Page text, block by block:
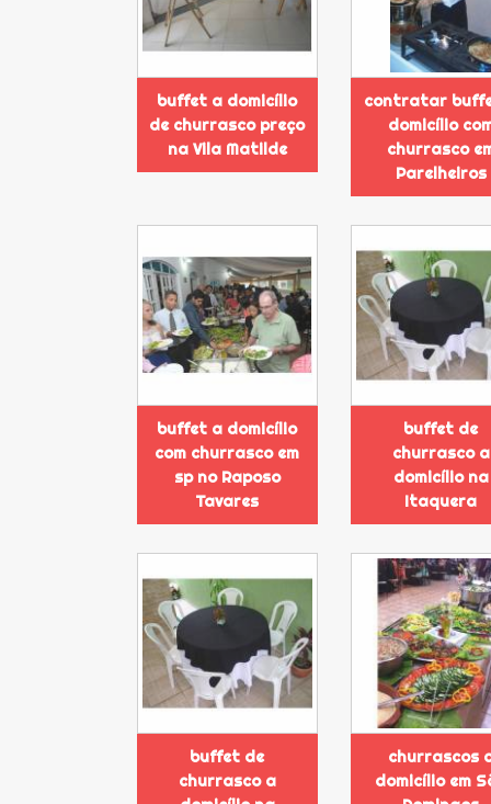
buffet a domicílio
de churrasco preço
na Vila Matilde
contratar
domicílio
churrasco
Parelheiros
buffet a domicílio
com churrasco em
sp no Raposo
Tavares
buffet de
churrasco a
domicílio na
Itaquera
buffet de
churrasco a
churrascos
domicílio em